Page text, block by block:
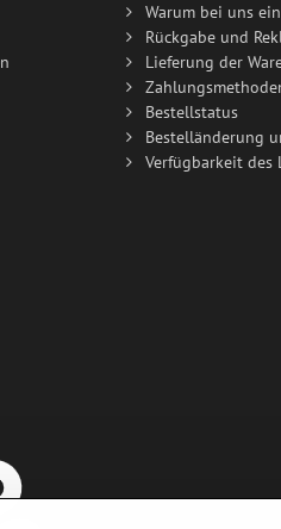
Warum bei uns
Rückgabe und
Lieferung der
Bestellstatus
Bestelländerung
Verfügbarkeit des